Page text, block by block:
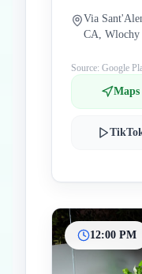
Via
CA, Wlochy
Source: Google
Maps
12:00 PM